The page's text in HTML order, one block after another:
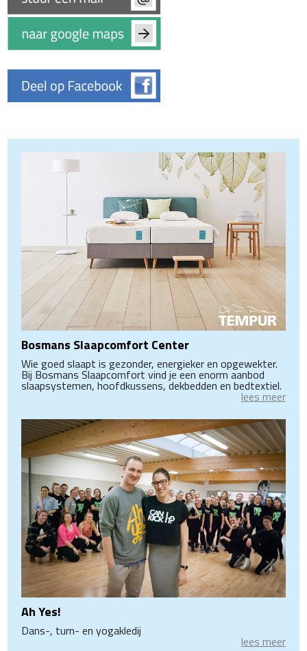
Bosmans Slaapcomfort Center
Wie goed slaapt is gezonder, energieker en opgewekter.
Bij Bosmans Slaapcomfort vind je een enorm aanbod
slaapsystemen, hoofdkussens, dekbedden en bedtextiel.
lees meer
Ah Yes!
Dans-, turn- en yogakledij
lees meer